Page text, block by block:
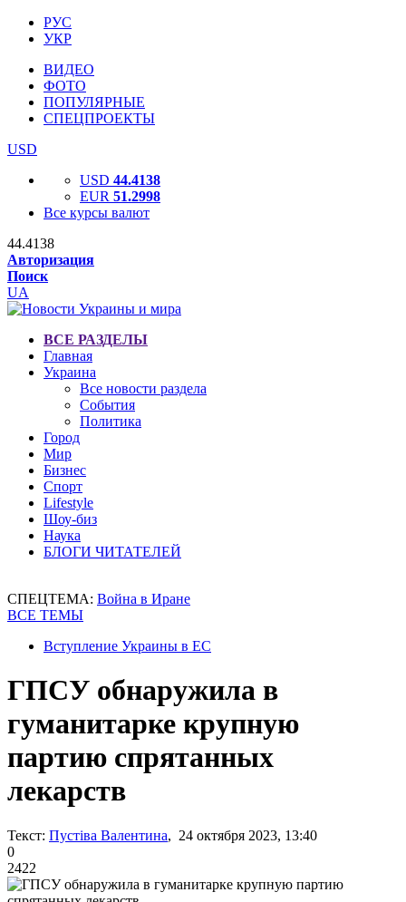
РУС
УКР
ВИДЕО
ФОТО
ПОПУЛЯРНЫЕ
СПЕЦПРОЕКТЫ
USD
USD 44.4138
EUR 51.2998
Все курсы валют
44.4138
Авторизация
Поиск
UA
ВСЕ РАЗДЕЛЫ
Главная
Украина
Все новости раздела
События
Политика
Город
Мир
Бизнес
Спорт
Lifestyle
Шоу-биз
Наука
БЛОГИ ЧИТАТЕЛЕЙ
СПЕЦТЕМА: Война в Иране
ВСЕ ТЕМЫ
Вступление Украины в ЕС
ГПСУ обнаружила в
гуманитарке крупную
партию спрятанных
лекарств
Текст: Пустіва Валентина, 24 октября 2023, 13:40
0
2422